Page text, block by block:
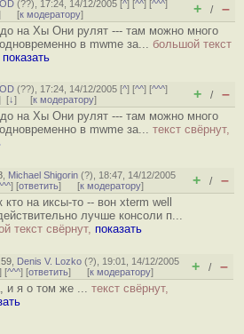
(??), 17:24, 14/12/2005 [^] [^^] [^^^]
[к модератору] + / –
на Хы Они рулят --- там можно много
в mwmе за... большой текст
показать
(??), 17:24, 14/12/2005 [^] [^^] [^^^]
[↓] [к модератору] + / –
на Хы Они рулят --- там можно много
в mwmе за... текст свёрнут,
Michael Shigorin (?), 18:47, 14/12/2005
] [ответить] [к модератору] + / –
кто на иксы-то -- вон xterm well
лучше консоли п...
текст свёрнут, показать
Denis V. Lozko (?), 19:01, 14/12/2005
] [^^^] [ответить] [к модератору] + / –
и я о том же ... текст свёрнут,